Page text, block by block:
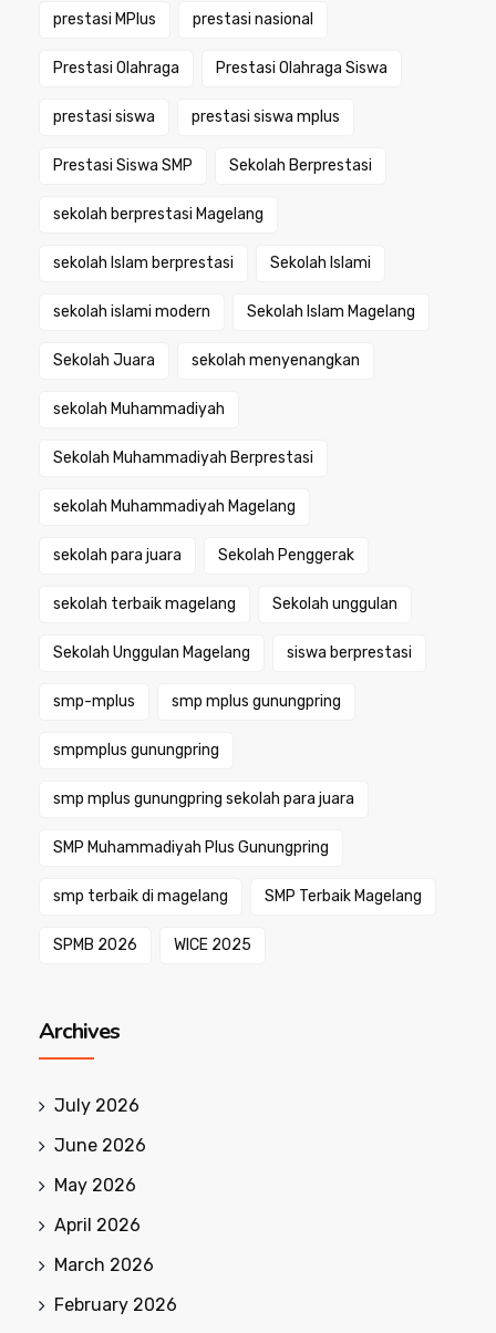
prestasi MPlus prestasi nasional
Prestasi Olahraga Prestasi Olahraga Siswa
prestasi siswa prestasi siswa mplus
Prestasi Siswa SMP Sekolah Berprestasi
sekolah berprestasi Magelang
sekolah Islam berprestasi Sekolah Islami
sekolah islami modern Sekolah Islam Magelang
Sekolah Juara sekolah menyenangkan
sekolah Muhammadiyah
Sekolah Muhammadiyah Berprestasi
sekolah Muhammadiyah Magelang
sekolah para juara Sekolah Penggerak
sekolah terbaik magelang Sekolah unggulan
Sekolah Unggulan Magelang siswa berprestasi
smp-mplus smp mplus gunungpring
smpmplus gunungpring
smp mplus gunungpring sekolah para juara
SMP Muhammadiyah Plus Gunungpring
smp terbaik di magelang SMP Terbaik Magelang
SPMB 2026 WICE 2025
Archives
July 2026
June 2026
May 2026
April 2026
March 2026
February 2026